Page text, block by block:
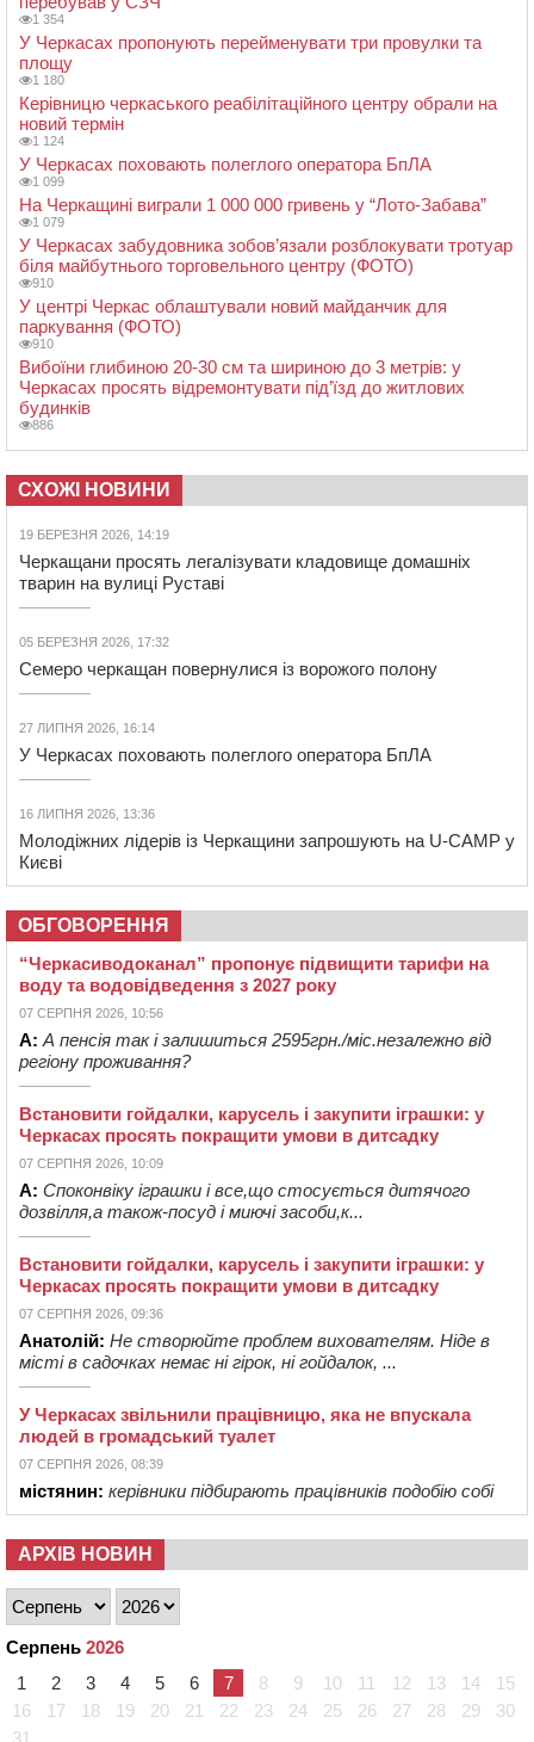
1 354
У Черкасах пропонують перейменувати три провулки та
площу
1 180
Керівницю черкаського реабілітаційного центру обрали на
новий термін
1 124
У Черкасах поховають полеглого оператора БпЛА
1 099
На Черкащині виграли 1 000 000 гривень у “Лото-Забава”
1 079
У Черкасах забудовника зобов’язали розблокувати тротуар
біля майбутнього торговельного центру (ФОТО)
910
У центрі Черкас облаштували новий майданчик для
паркування (ФОТО)
910
Вибоїни глибиною 20-30 см та шириною до 3 метрів: у
Черкасах просять відремонтувати під’їзд до житлових
будинків
886
СХОЖІ НОВИНИ
19 БЕРЕЗНЯ 2026, 14:19
Черкащани просять легалізувати кладовище домашніх
тварин на вулиці Руставі
05 БЕРЕЗНЯ 2026, 17:32
Семеро черкащан повернулися із ворожого полону
27 ЛИПНЯ 2026, 16:14
У Черкасах поховають полеглого оператора БпЛА
16 ЛИПНЯ 2026, 13:36
Молодіжних лідерів із Черкащини запрошують на U-CAMP у
Києві
ОБГОВОРЕННЯ
“Черкасиводоканал” пропонує підвищити тарифи на
воду та водовідведення з 2027 року
07 СЕРПНЯ 2026, 10:56
А: А пенсія так і залишиться 2595грн./міс.незалежно від
регіону проживання?
Встановити гойдалки, карусель і закупити іграшки: у
Черкасах просять покращити умови в дитсадку
07 СЕРПНЯ 2026, 10:09
А: Споконвіку іграшки і все,що стосується дитячого
дозвілля,а також-посуд і миючі засоби,к...
Встановити гойдалки, карусель і закупити іграшки: у
Черкасах просять покращити умови в дитсадку
07 СЕРПНЯ 2026, 09:36
Анатолій: Не створюйте проблем вихователям. Ніде в
місті в садочках немає ні гірок, ні гойдалок, ...
У Черкасах звільнили працівницю, яка не впускала
людей в громадський туалет
07 СЕРПНЯ 2026, 08:39
містянин: керівники підбирають працівників подобію собі
АРХІВ НОВИН
Серпень 2026
1
2 3 4 5 6 7 8 9 10 11 12 13 14
15
16
17 18 19 20 21 22 23 24 25 26 27 28 29
30
31